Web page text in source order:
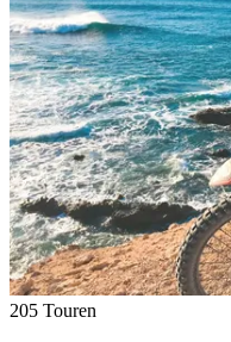
205 Touren